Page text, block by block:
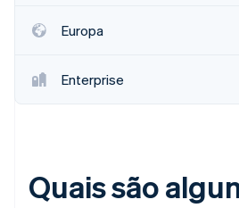
Europa
Enterprise
Quais são